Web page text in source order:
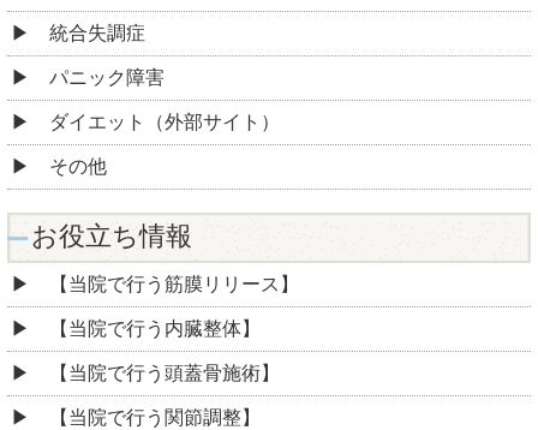
統合失調症
パニック障害
ダイエット（外部サイト）
その他
お役立ち情報
【当院で行う筋膜リリース】
【当院で行う内臓整体】
【当院で行う頭蓋骨施術】
【当院で行う関節調整】